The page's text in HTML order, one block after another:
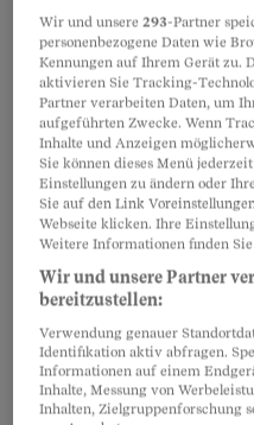
nationalen
Überbauung wittert
Manipulation und Gier.
Seine Jagd gilt
Ferienwohnungen,
leer sind, kalten
ihm jede Friedli-
Immobilienkönig von
GriwaGroup:
GriwaHotels,
«Friedli ist ein
Wir und unsere293-Partner
personenbezogene Daten wie
Kennungen auf Ihrem Gerät zu.
aktivieren Sie Tracking-
Partner verarbeiten Daten, um
aufgeführten Zwecke. Wenn
Inhalte und Anzeigen
Sie können dieses Menü
Einstellungen zu ändern oder
Sie auf den Link
Webseite klicken. Ihre
Weitere Informationen finden
Wir und unsere Partner
bereitzustellen:
Verwendung genauer
Identifikation aktiv abfragen.
Informationen auf einem
Inhalte, Messung von
Inhalten, Zielgruppenforschung